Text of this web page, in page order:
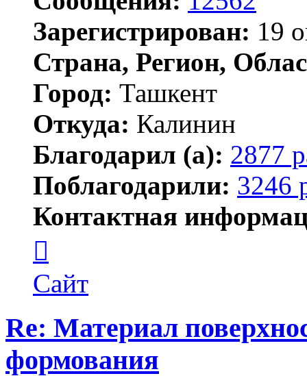
Зарегистрирован: 19
Страна, Регион,
Город: Ташкент
Откуда: Калинин
Благодарил (а): 2877
Поблагодарили: 3246
Контактная
пользователя
Maks42
Сайт
Re: Материал
формования